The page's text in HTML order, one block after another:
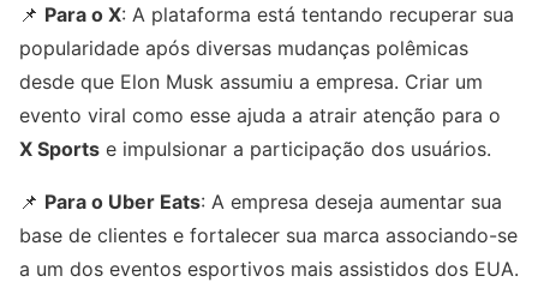
📌 Para o X: A plataforma está tentando recuperar sua
popularidade após diversas mudanças polêmicas
desde que Elon Musk assumiu a empresa. Criar um
evento viral como esse ajuda a atrair atenção para o
X Sports e impulsionar a participação dos usuários.
📌 Para o Uber Eats: A empresa deseja aumentar sua
base de clientes e fortalecer sua marca associando-se
a um dos eventos esportivos mais assistidos dos EUA.